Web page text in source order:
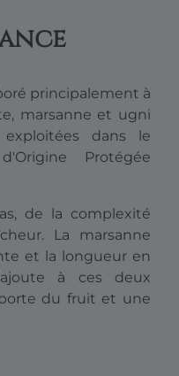
principalement à
marsanne et ugni
dans le
Protégée
de la complexité
La marsanne
et la longueur en
à ces deux
du fruit et une